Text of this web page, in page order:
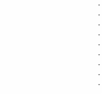
・
・
・
・
・
・
・
・
・